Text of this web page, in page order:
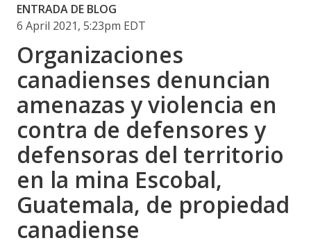
ENTRADA DE BLOG
6 April 2021, 5:23pm EDT
Organizaciones
canadienses denuncian
amenazas y violencia en
contra de defensores y
defensoras del territorio
en la mina Escobal,
Guatemala, de propiedad
canadiense